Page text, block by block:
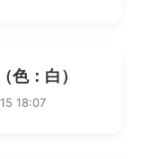
：白）
18:07